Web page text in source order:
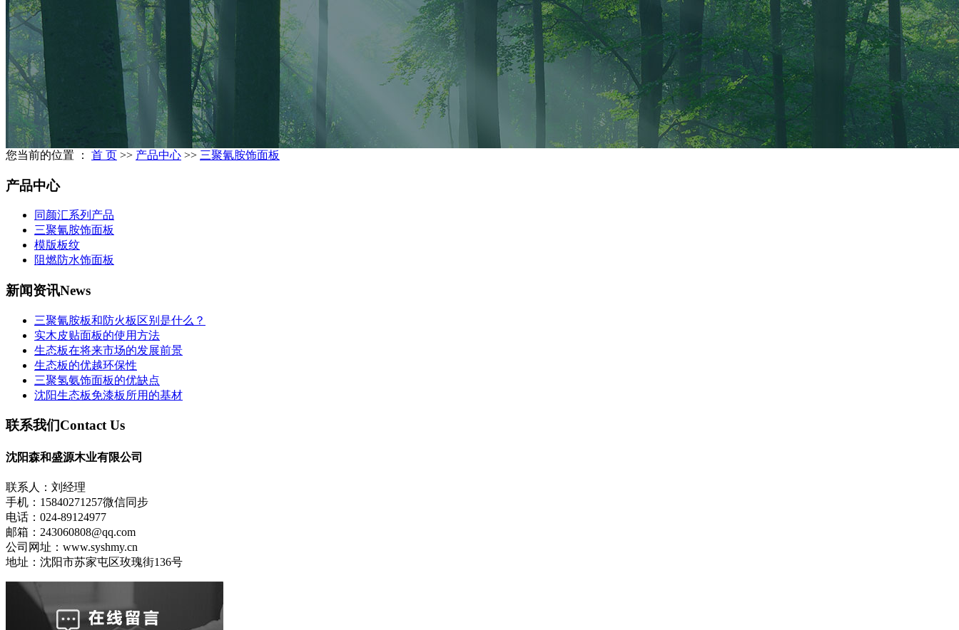
您当前的位置 ： 首 页 >> 产品中心 >> 三聚氰胺饰面板
产品中心
同颜汇系列产品
三聚氰胺饰面板
模版板纹
阻燃防水饰面板
新闻资讯News
三聚氰胺板和防火板区别是什么？
实木皮贴面板的使用方法
生态板在将来市场的发展前景
生态板的优越环保性
三聚氢氨饰面板的优缺点
沈阳生态板免漆板所用的基材
联系我们Contact Us
沈阳森和盛源木业有限公司
联系人：刘经理
手机：15840271257微信同步
电话：024-89124977
邮箱：243060808@qq.com
公司网址：www.syshmy.cn
地址：沈阳市苏家屯区玫瑰街136号